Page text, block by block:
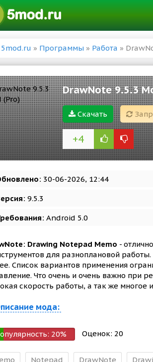
5mod.ru » Программы » Работа »
DrawNote 9.5.3
Скачать
+4
30-06-2026, 12:44
9.5.3
Android 5.0
Drawing Notepad Memo -
для разноплановой
Список вариантов применения
Что очень и очень важно при
скорость работы, а так же многое
мода:
20% Оценок: 20
Notepad DrawNote